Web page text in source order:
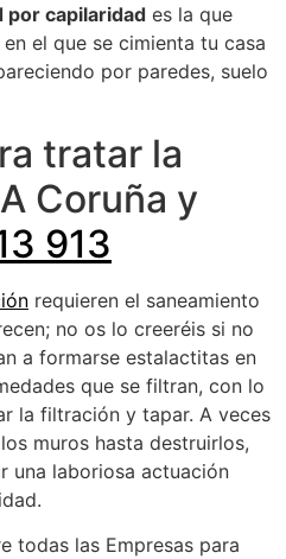
por capilaridad es la que
el que se cimienta tu casa
por paredes, suelo
tratar la
Coruña y
913
requieren el saneamiento
no os lo creeréis si no
a formarse estalactitas en
que se filtran, con lo
la filtración y tapar. A veces
muros hasta destruirlos,
una laboriosa actuación
todas las Empresas para